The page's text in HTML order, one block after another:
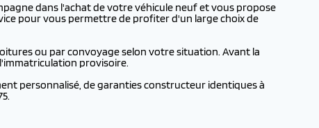
dans l'achat de votre véhicule neuf et vous propose
pour vous permettre de profiter d'un large choix de
ou par convoyage selon votre situation. Avant la
provisoire.
personnalisé, de garanties constructeur identiques à